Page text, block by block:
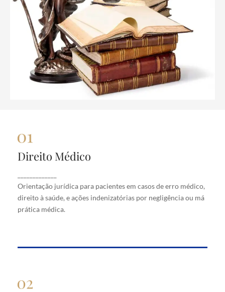
Direito Médico
Orientação jurídica para pacientes em casos de erro médico,
direito à saúde, e ações indenizatórias por negligência ou má
prática médica.
Direito Médico
erro médico, direito à saúde, e ações indenizatórias
por negligência ou má prática médica.